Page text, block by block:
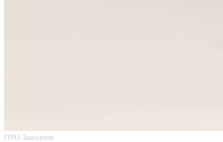
ПРО Заводчик